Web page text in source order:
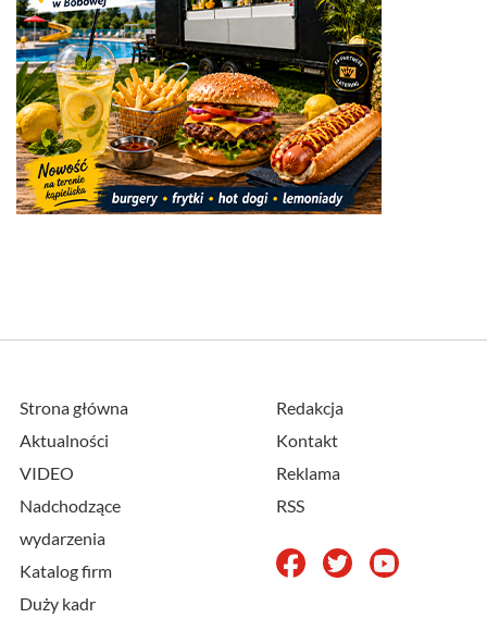
Strona główna
Aktualności
VIDEO
Nadchodzące
wydarzenia
Katalog firm
Duży kadr
Redakcja
Kontakt
Reklama
RSS